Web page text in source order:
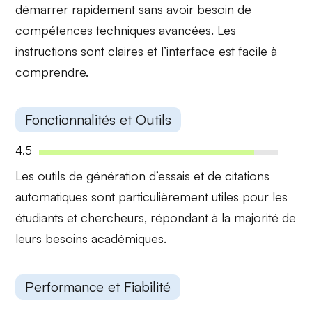
démarrer rapidement sans avoir besoin de
compétences techniques avancées. Les
instructions sont claires et l’interface est facile à
comprendre.
Fonctionnalités et Outils
4.5
Lesoutils de génération d’essais et decitations
automatiques sont particulièrement utiles pour les
étudiants et chercheurs, répondant à la majorité de
leurs besoins académiques.
Performance et Fiabilité